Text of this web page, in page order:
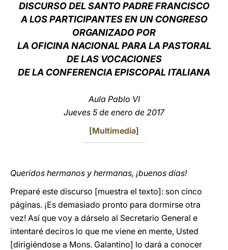
中文
DISCURSO DEL SANTO PADRE FRANCISCO
A LOS PARTICIPANTES EN UN CONGRESO
ORGANIZADO POR
LA OFICINA NACIONAL PARA LA PASTORAL
DE LAS VOCACIONES
DE LA CONFERENCIA EPISCOPAL ITALIANA
Aula Pablo VI
Jueves 5 de enero de 2017
[Multimedia]
Queridos hermanos y hermanas, ¡buenos días!
Preparé este discurso [muestra el texto]: son cinco
páginas. ¡Es demasiado pronto para dormirse otra
vez! Así que voy a dárselo al Secretario General e
intentaré deciros lo que me viene en mente, Usted
[dirigiéndose a Mons. Galantino] lo dará a conocer